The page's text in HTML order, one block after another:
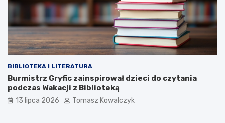
BIBLIOTEKA I LITERATURA
Burmistrz Gryfic zainspirował dzieci do czytania
podczas Wakacji z Biblioteką
13 lipca 2026 Tomasz Kowalczyk